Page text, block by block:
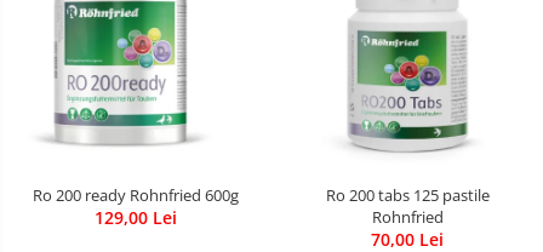
Ro 200 ready Rohnfried 600g
129,00 Lei
Ro 200 tabs 125 pastile
Rohnfried
70,00 Lei